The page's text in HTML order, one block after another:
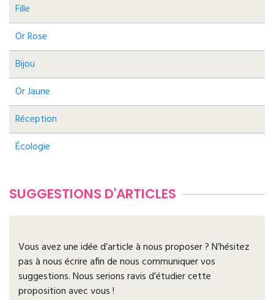
Fille
Or Rose
Bijou
Or Jaune
Réception
Écologie
SUGGESTIONS D'ARTICLES
Vous avez une idée d’article à nous proposer ? N’hésitez
pas à nous écrire afin de nous communiquer vos
suggestions. Nous serions ravis d’étudier cette
proposition avec vous !